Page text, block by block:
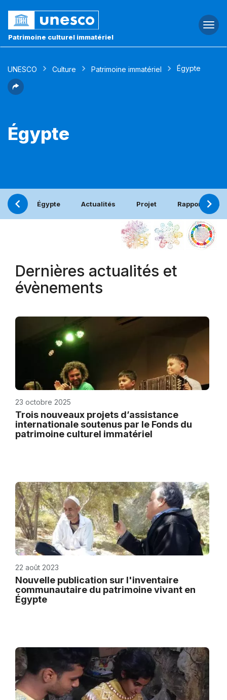
Patrimoine culturel immatériel
UNESCO Culture Patrimoine immatériel Égypte
Égypte
Égypte Actualités Projet Rapport
Dernières actualités et
évènements
23 octobre 2025
Trois nouveaux projets d’assistance
internationale soutenus par le Fonds du
patrimoine culturel immatériel
22 août 2023
Nouvelle publication sur l'inventaire
communautaire du patrimoine vivant en
Égypte